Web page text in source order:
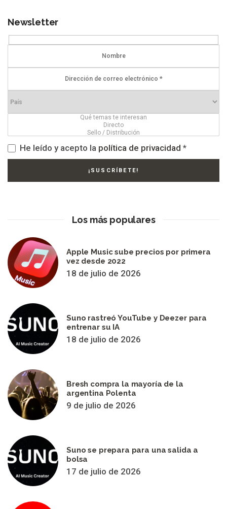
Newsletter
He leído y acepto la política de privacidad *
Los más populares
Apple Music sube precios por primera
vez desde 2022
18 de julio de 2026
Suno rastreó YouTube y Deezer para
entrenar su IA
18 de julio de 2026
Bresh compra la mayoría de la
argentina Polenta
9 de julio de 2026
Suno se prepara para una salida a
bolsa
17 de julio de 2026